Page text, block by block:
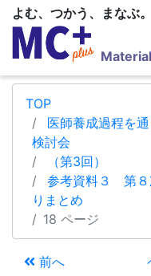
よむ、つかう、まなぶ。
Material
TOP
医師養成過程を
検討会
（第3回）
参考資料３ 第８
りまとめ
18 ページ
前へ